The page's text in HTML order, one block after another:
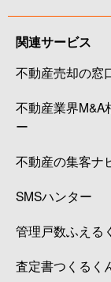
西青木
西青木
西青木
西青木
西青木
西青木
関連サービス
不動産売却の窓
不動産業界M&A
ー
不動産の集客ナ
SMSハンター
管理戸数ふえる
査定書つくるく